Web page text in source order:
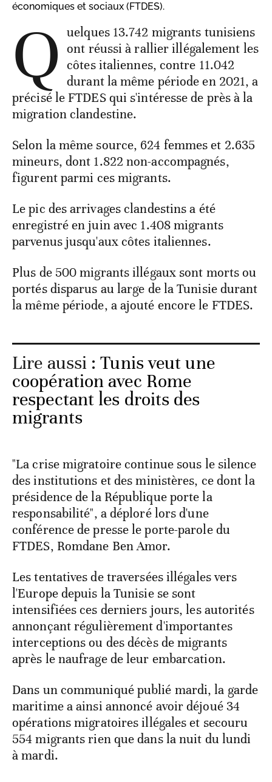
économiques et sociaux (FTDES).
Q uelques 13.742 migrants tunisiens
ont réussi à rallier illégalement les
côtes italiennes, contre 11.042
durant la même période en 2021, a
précisé le FTDES qui s'intéresse de près à la
migration clandestine.
Selon la même source, 624 femmes et 2.635
mineurs, dont 1.822 non-accompagnés,
figurent parmi ces migrants.
Le pic des arrivages clandestins a été
enregistré en juin avec 1.408 migrants
parvenus jusqu'aux côtes italiennes.
Plus de 500 migrants illégaux sont morts ou
portés disparus au large de la Tunisie durant
la même période, a ajouté encore le FTDES.
Lire aussi :Tunis veut une
coopération avec Rome
respectant les droits des
migrants
"La crise migratoire continue sous le silence
des institutions et des ministères, ce dont la
présidence de la République porte la
responsabilité", a déploré lors d'une
conférence de presse le porte-parole du
FTDES, Romdane Ben Amor.
Les tentatives de traversées illégales vers
l'Europe depuis la Tunisie se sont
intensifiées ces derniers jours, les autorités
annonçant régulièrement d'importantes
interceptions ou des décès de migrants
après le naufrage de leur embarcation.
Dans un communiqué publié mardi, la garde
maritime a ainsi annoncé avoir déjoué 34
opérations migratoires illégales et secouru
554 migrants rien que dans la nuit du lundi
à mardi.